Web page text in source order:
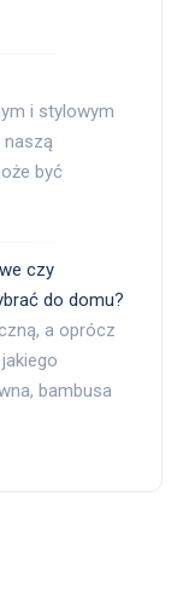
i stylowym
naszą
być
czy
do domu?
a oprócz
bambusa